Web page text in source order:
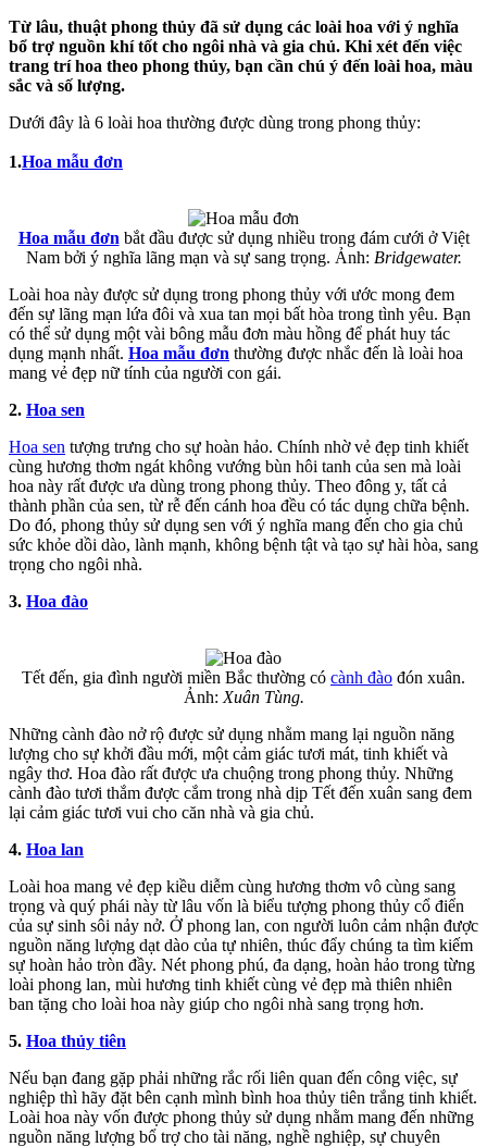
Từ lâu, thuật phong thủy đã sử dụng các loài hoa với ý nghĩa
bổ trợ nguồn khí tốt cho ngôi nhà và gia chủ. Khi xét đến việc
trang trí hoa theo phong thủy, bạn cần chú ý đến loài hoa, màu
sắc và số lượng.
Dưới đây là 6 loài hoa thường được dùng trong phong thủy:
1.Hoa mẫu đơn
Hoa mẫu đơn bắt đầu được sử dụng nhiều trong đám cưới ở Việt
Nam bởi ý nghĩa lãng mạn và sự sang trọng. Ảnh: Bridgewater.
Loài hoa này được sử dụng trong phong thủy với ước mong đem
đến sự lãng mạn lứa đôi và xua tan mọi bất hòa trong tình yêu. Bạn
có thể sử dụng một vài bông mẫu đơn màu hồng để phát huy tác
dụng mạnh nhất. Hoa mẫu đơn thường được nhắc đến là loài hoa
mang vẻ đẹp nữ tính của người con gái.
2. Hoa sen
Hoa sen tượng trưng cho sự hoàn hảo. Chính nhờ vẻ đẹp tinh khiết
cùng hương thơm ngát không vướng bùn hôi tanh của sen mà loài
hoa này rất được ưa dùng trong phong thủy. Theo đông y, tất cả
thành phần của sen, từ rễ đến cánh hoa đều có tác dụng chữa bệnh.
Do đó, phong thủy sử dụng sen với ý nghĩa mang đến cho gia chủ
sức khỏe dồi dào, lành mạnh, không bệnh tật và tạo sự hài hòa, sang
trọng cho ngôi nhà.
3. Hoa đào
Tết đến, gia đình người miền Bắc thường có cành đào đón xuân.
Ảnh: Xuân Tùng.
Những cành đào nở rộ được sử dụng nhằm mang lại nguồn năng
lượng cho sự khởi đầu mới, một cảm giác tươi mát, tinh khiết và
ngây thơ. Hoa đào rất được ưa chuộng trong phong thủy. Những
cành đào tươi thắm được cắm trong nhà dịp Tết đến xuân sang đem
lại cảm giác tươi vui cho căn nhà và gia chủ.
4. Hoa lan
Loài hoa mang vẻ đẹp kiều diễm cùng hương thơm vô cùng sang
trọng và quý phái này từ lâu vốn là biểu tượng phong thủy cổ điển
của sự sinh sôi nảy nở. Ở phong lan, con người luôn cảm nhận được
nguồn năng lượng dạt dào của tự nhiên, thúc đẩy chúng ta tìm kiếm
sự hoàn hảo tròn đầy. Nét phong phú, đa dạng, hoàn hảo trong từng
loài phong lan, mùi hương tinh khiết cùng vẻ đẹp mà thiên nhiên
ban tặng cho loài hoa này giúp cho ngôi nhà sang trọng hơn.
5. Hoa thủy tiên
Nếu bạn đang gặp phải những rắc rối liên quan đến công việc, sự
nghiệp thì hãy đặt bên cạnh mình bình hoa thủy tiên trắng tinh khiết.
Loài hoa này vốn được phong thủy sử dụng nhằm mang đến những
nguồn năng lượng bổ trợ cho tài năng, nghề nghiệp, sự chuyên